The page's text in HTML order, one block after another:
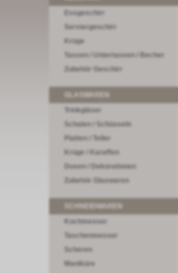
Essgeschirr
Serviergeschirr
Krüge
Tassen / Untertassen / Becher
Zubehör Geschirr
Trinkgläser
Schalen / Schüsseln
Platten / Teller
Krüge / Karaffen
Dosen / Dekorationen
Zubehör Glaswaren
Kochmesser
Taschenmesser
Scheren
Maniküre